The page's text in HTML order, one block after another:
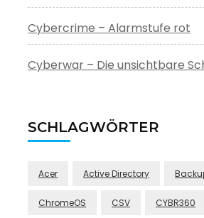
Cybercrime – Alarmstufe rot
Cyberwar – Die unsichtbare
SCHLAGWÖRTER
Acer Active Directory
ChromeOS CSV CYBR360